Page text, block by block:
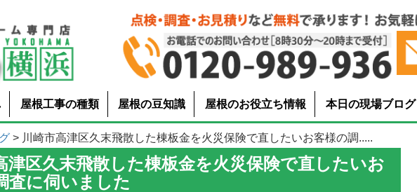
屋根工事の種類 屋根の豆知識 屋根のお役立ち情報 本日の現場ブログ
> 川崎市高津区久末飛散した棟板金を火災保険で直したいお客様の調.....
津区久末飛散した棟板金を火災保険で直したいお
査に伺いました